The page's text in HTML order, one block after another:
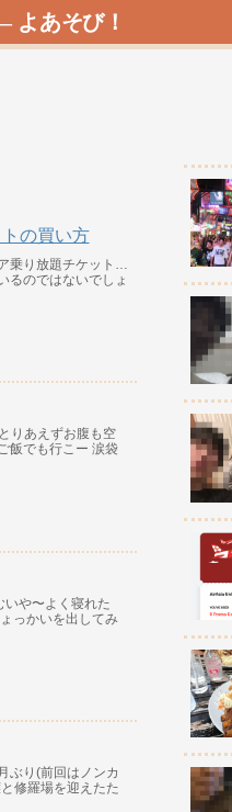
よあそび！
の買い方
乗り放題チケット…
るのではないでしょ
りあえずお腹も空
飯でも行こー 涙袋
や〜よく寝れた
っかいを出してみ
ぶり(前回はノンカ
修羅場を迎えたた